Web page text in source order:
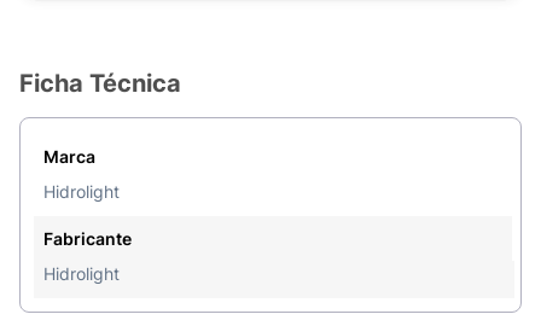
Ficha Técnica
Marca
Hidrolight
Fabricante
Hidrolight